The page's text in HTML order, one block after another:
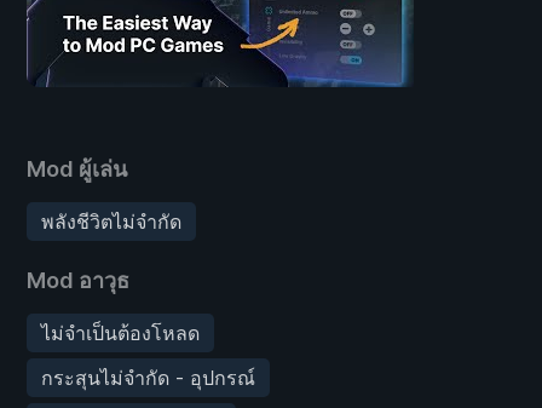
Mod ผู้เล่น
พลังชีวิตไม่จำกัด
Mod อาวุธ
ไม่จำเป็นต้องโหลด
กระสุนไม่จำกัด - อุปกรณ์